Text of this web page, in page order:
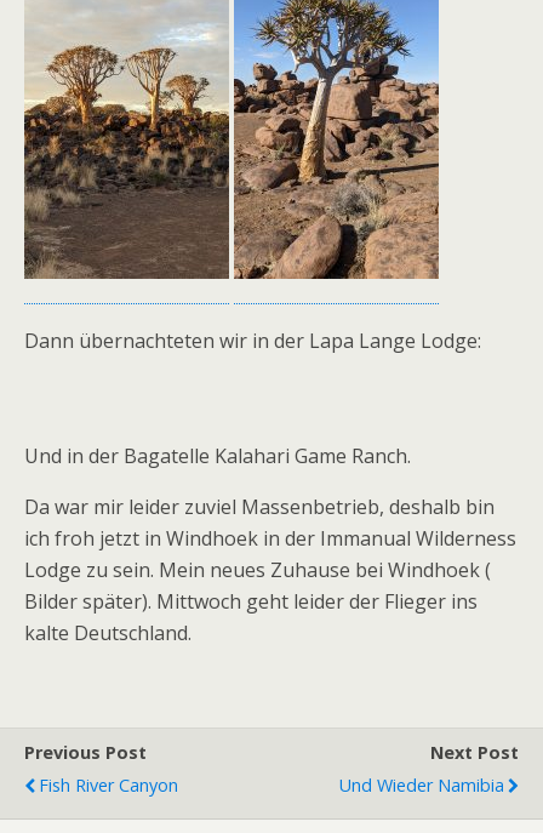
Dann übernachteten wir in der Lapa Lange Lodge:
Und in der Bagatelle Kalahari Game Ranch.
Da war mir leider zuviel Massenbetrieb, deshalb bin
ich froh jetzt in Windhoek in der Immanual Wilderness
Lodge zu sein. Mein neues Zuhause bei Windhoek (
Bilder später). Mittwoch geht leider der Flieger ins
kalte Deutschland.
Previous Post
Fish River Canyon
Next Post
Und Wieder Namibia